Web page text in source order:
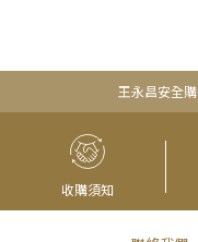
王永昌安全
收購須知